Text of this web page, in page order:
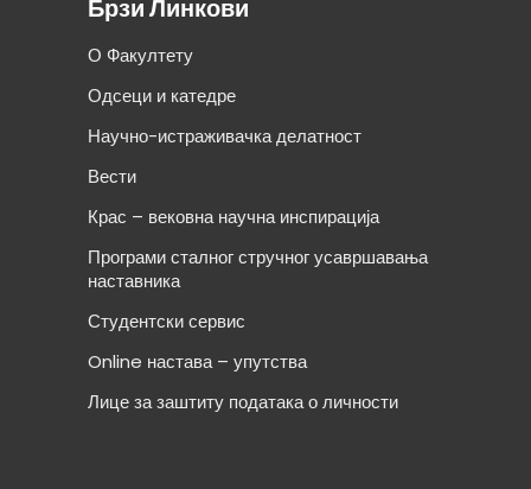
Брзи Линкови
О Факултету
Одсеци и катедре
Научно-истраживачка делатност
Вести
Крас – вековна научна инспирација
Програми сталног стручног усавршавања
наставника
Студентски сервис
Online настава – упутства
Лице за заштиту података о личности